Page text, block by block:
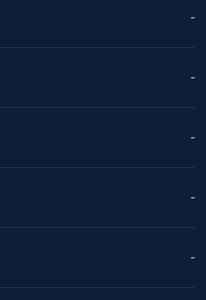
--
--
--
--
--